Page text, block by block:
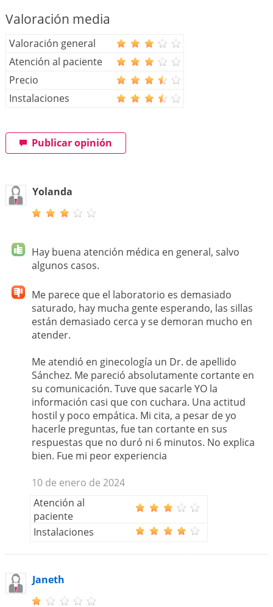
Valoración media
Valoración general
Atención al paciente
Precio
Instalaciones
Publicar opinión
Yolanda
Hay buena atención médica en general, salvo
algunos casos.
Me parece que el laboratorio es demasiado
saturado, hay mucha gente esperando, las sillas
están demasiado cerca y se demoran mucho en
atender.
Me atendió en ginecología un Dr. de apellido
Sánchez. Me pareció absolutamente cortante en
su comunicación. Tuve que sacarle YO la
información casi que con cuchara. Una actitud
hostil y poco empática. Mi cita, a pesar de yo
hacerle preguntas, fue tan cortante en sus
respuestas que no duró ni 6 minutos. No explica
bien. Fue mi peor experiencia
10 de enero de 2024
Atención al
paciente
Instalaciones
Janeth